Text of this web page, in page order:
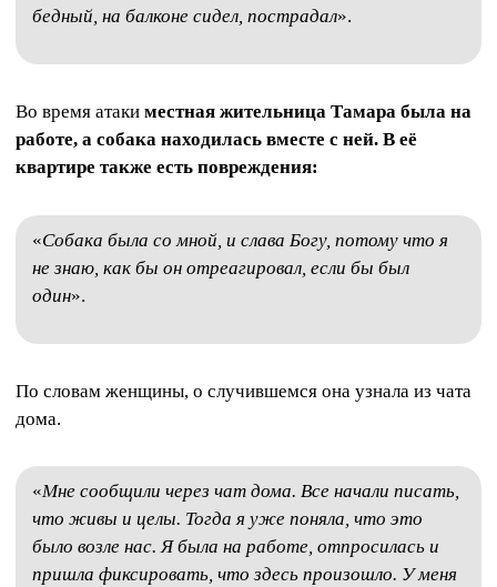
бедный, на балконе сидел, пострадал».
Во время атаки местная жительница Тамара была на
работе, а собака находилась вместе с ней. В её
квартире также есть повреждения:
«Собака была со мной, и слава Богу, потому что я
не знаю, как бы он отреагировал, если бы был
один».
По словам женщины, о случившемся она узнала из чата
дома.
«Мне сообщили через чат дома. Все начали писать,
что живы и целы. Тогда я уже поняла, что это
было возле нас. Я была на работе, отпросилась и
пришла фиксировать, что здесь произошло. У меня